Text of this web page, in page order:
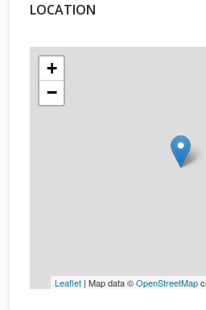
LOCATION
+
−
Leaflet | Map data ©OpenStreetMap